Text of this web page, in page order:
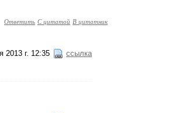
Ответить С цитатой В цитатник
2013 г. 12:35 ссылка